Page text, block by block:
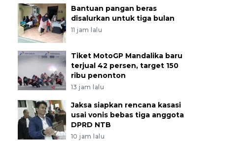
Bantuan pangan beras
disalurkan untuk tiga bulan
11 jam lalu
Tiket MotoGP Mandalika baru
terjual 42 persen, target 150
ribu penonton
13 jam lalu
Jaksa siapkan rencana kasasi
usai vonis bebas tiga anggota
DPRD NTB
10 jam lalu